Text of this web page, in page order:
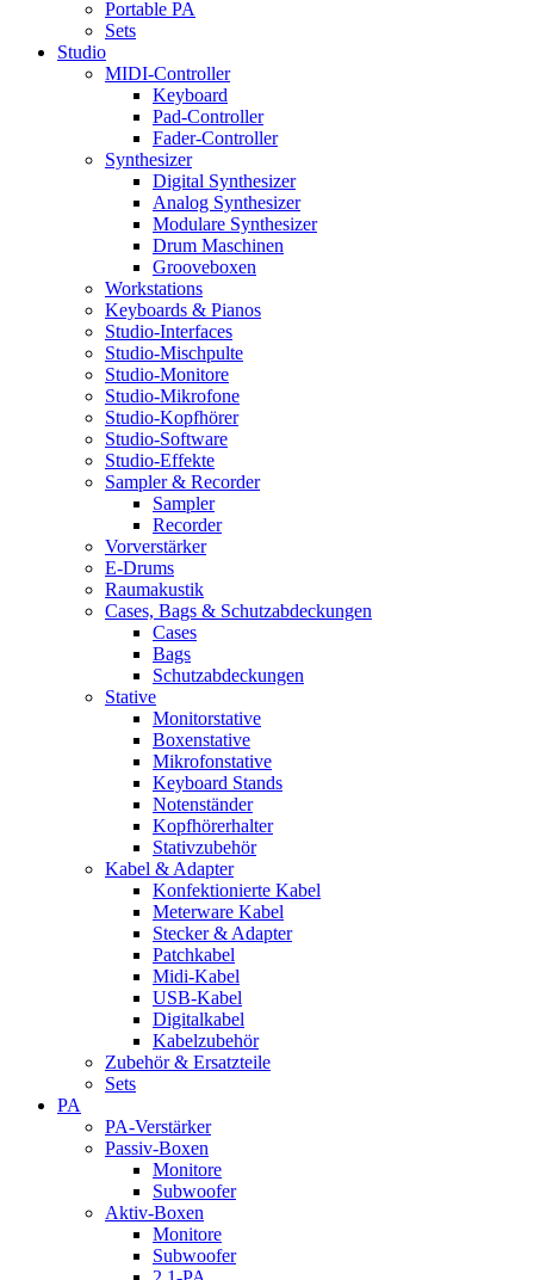
Portable PA
Sets
Studio
MIDI-Controller
Keyboard
Pad-Controller
Fader-Controller
Synthesizer
Digital Synthesizer
Analog Synthesizer
Modulare Synthesizer
Drum Maschinen
Grooveboxen
Workstations
Keyboards & Pianos
Studio-Interfaces
Studio-Mischpulte
Studio-Monitore
Studio-Mikrofone
Studio-Kopfhörer
Studio-Software
Studio-Effekte
Sampler & Recorder
Sampler
Recorder
Vorverstärker
E-Drums
Raumakustik
Cases, Bags & Schutzabdeckungen
Cases
Bags
Schutzabdeckungen
Stative
Monitorstative
Boxenstative
Mikrofonstative
Keyboard Stands
Notenständer
Kopfhörerhalter
Stativzubehör
Kabel & Adapter
Konfektionierte Kabel
Meterware Kabel
Stecker & Adapter
Patchkabel
Midi-Kabel
USB-Kabel
Digitalkabel
Kabelzubehör
Zubehör & Ersatzteile
Sets
PA
PA-Verstärker
Passiv-Boxen
Monitore
Subwoofer
Aktiv-Boxen
Monitore
Subwoofer